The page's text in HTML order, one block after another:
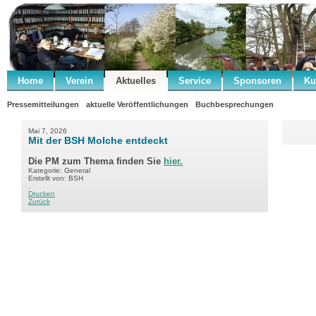
Home Verein Aktuelles Service Sponsoren
Pressemitteilungen aktuelle Veröffentlichungen Buchbesprechungen
Mai 7, 2026
Mit der BSH Molche entdeckt
Die PM zum Thema finden Sie hier.
Kategorie: General
Erstellt von: BSH
Drucken
Zurück